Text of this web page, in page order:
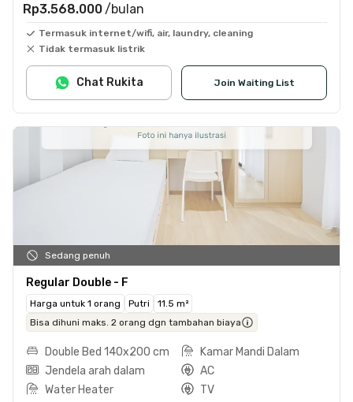
Rp3.568.000 /bulan
Termasuk internet/wifi, air, laundry, cleaning
Tidak termasuk listrik
Join Waiting List
Chat Rukita
Sedang penuh
Regular Double - F
Harga untuk 1 orang Putri
11.5 m²
Bisa dihuni maks. 2 orang dgn tambahan biaya
Double Bed 140x200 cm
Kamar Mandi Dalam
Jendela arah dalam
AC
Water Heater
TV